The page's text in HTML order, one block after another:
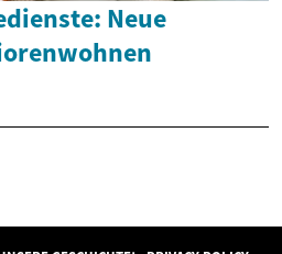
Neue